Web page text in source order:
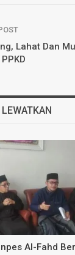
Lahat Dan
Al-Fahd